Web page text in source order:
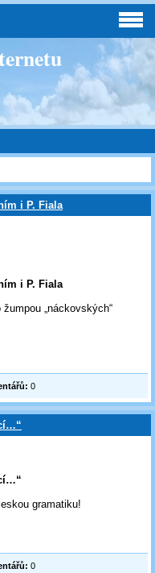
i P. Fiala
i P. Fiala
„náckovských“
0
gramatiku!
0